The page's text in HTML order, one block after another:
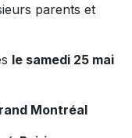
parents et
le samedi 25 mai
Montréal